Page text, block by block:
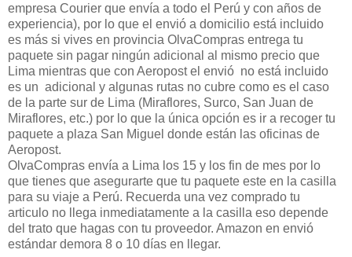
empresa Courier que envía a todo el Perú y con años de
experiencia), por lo que el envió a domicilio está incluido
es más si vives en provincia OlvaCompras entrega tu
paquete sin pagar ningún adicional al mismo precio que
Lima mientras que con Aeropost el envió no está incluido
es un adicional y algunas rutas no cubre como es el caso
de la parte sur de Lima (Miraflores, Surco, San Juan de
Miraflores, etc.) por lo que la única opción es ir a recoger tu
paquete a plaza San Miguel donde están las oficinas de
Aeropost.
OlvaCompras envía a Lima los 15 y los fin de mes por lo
que tienes que asegurarte que tu paquete este en la casilla
para su viaje a Perú. Recuerda una vez comprado tu
articulo no llega inmediatamente a la casilla eso depende
del trato que hagas con tu proveedor. Amazon en envió
estándar demora 8 o 10 días en llegar.